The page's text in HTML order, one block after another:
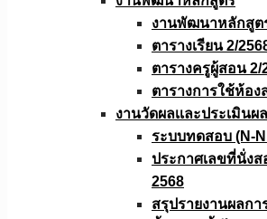
งานพัฒนาหลักสูต
ตารางเรียน 2/
ตารางครูผู้สอน 2/
ตารางการใช้ห้อง
งานวัดผลเเละประเมินผล
ระบบทดสอบ (N-
ประกาศเลขที่นั่งส
2568
สรุปรายงานผลก